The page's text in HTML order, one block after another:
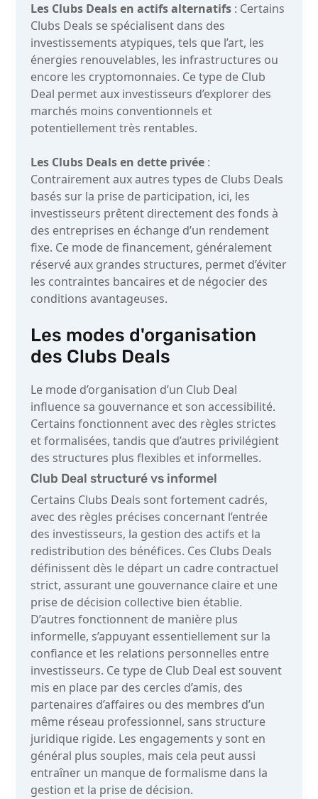
Les Clubs Deals en actifs alternatifs: Certains
Clubs Deals se spécialisent dans des
investissements atypiques, tels que l’art, les
énergies renouvelables, les infrastructures ou
encore les cryptomonnaies. Ce type de Club
Deal permet aux investisseurs d’explorer des
marchés moins conventionnels et
potentiellement très rentables.
Les Clubs Deals en dette privée:
Contrairement aux autres types de Clubs Deals
basés sur la prise de participation, ici, les
investisseurs prêtent directement des fonds à
des entreprises en échange d’un rendement
fixe. Ce mode de financement, généralement
réservé aux grandes structures, permet d’éviter
les contraintes bancaires et de négocier des
conditions avantageuses.
Les modes d'organisation
des Clubs Deals
Le mode d’organisation d’un Club Deal
influence sa gouvernance et son accessibilité.
Certains fonctionnent avec des règles strictes
et formalisées, tandis que d’autres privilégient
des structures plus flexibles et informelles.
Club Deal structuré vs informel
Certains Clubs Deals sont fortement cadrés,
avec des règles précises concernant l’entrée
des investisseurs, la gestion des actifs et la
redistribution des bénéfices. Ces Clubs Deals
définissent dès le départ un cadre contractuel
strict, assurant une gouvernance claire et une
prise de décision collective bien établie.
D’autres fonctionnent de manière plus
informelle, s’appuyant essentiellement sur la
confiance et les relations personnelles entre
investisseurs. Ce type de Club Deal est souvent
mis en place par des cercles d’amis, des
partenaires d’affaires ou des membres d’un
même réseau professionnel, sans structure
juridique rigide. Les engagements y sont en
général plus souples, mais cela peut aussi
entraîner un manque de formalisme dans la
gestion et la prise de décision.